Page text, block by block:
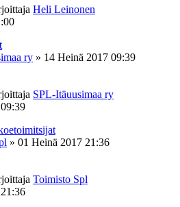
Heli Leinonen
ry » 14 Heinä 2017 09:39
SPL-Itäuusimaa ry
» 01 Heinä 2017 21:36
Toimisto Spl